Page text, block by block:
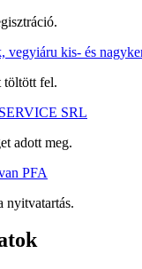
vegyiáru kis- és
töltött fel.
SRL
adott meg.
PFA
nyitvatartás.